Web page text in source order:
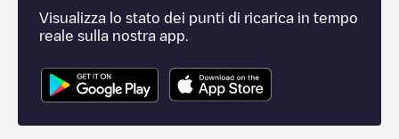
Visualizza lo stato dei punti di ricarica in tempo
reale sulla nostra app.